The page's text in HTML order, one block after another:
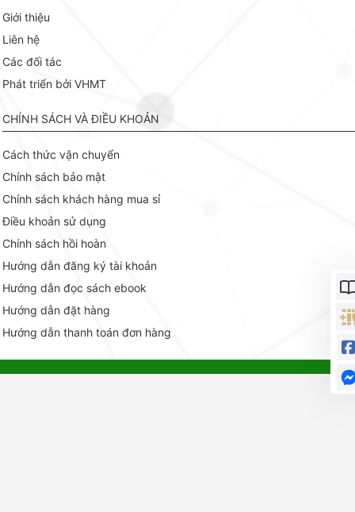
Giới thiệu
Liên hệ
Các đối tác
Phát triển bởi VHMT
CHÍNH SÁCH VÀ ĐIỀU KHOẢN
Cách thức vận chuyển
Chính sách bảo mật
Chính sách khách hàng mua sỉ
Điều khoản sử dụng
Chính sách hồi hoàn
Hướng dẫn đăng ký tài khoản
Hướng dẫn đọc sách ebook
Hướng dẫn đặt hàng
Hướng dẫn thanh toán đơn hàng